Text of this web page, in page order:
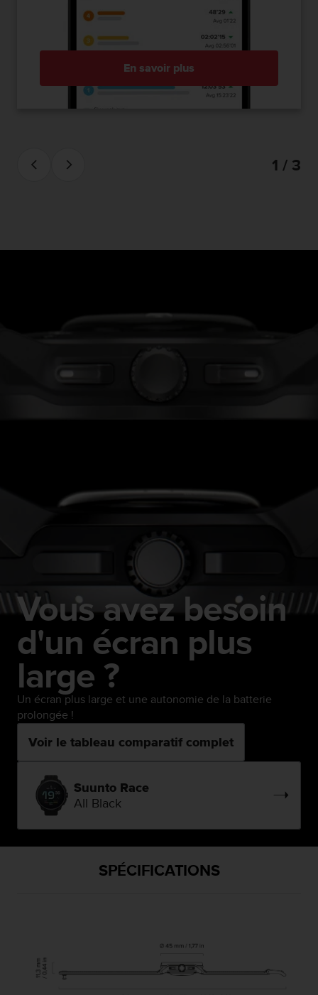
En savoir plus
1 / 3
Vous avez besoin
d'un écran plus
large ?
Un écran plus large et une autonomie de la batterie
prolongée !
Voir le tableau comparatif complet
Suunto Race
All Black
SPÉCIFICATIONS